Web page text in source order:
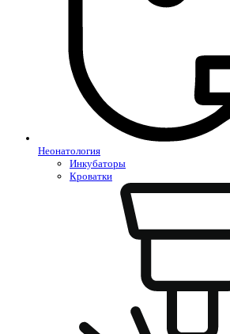
Неонатология
Инкубаторы
Кроватки